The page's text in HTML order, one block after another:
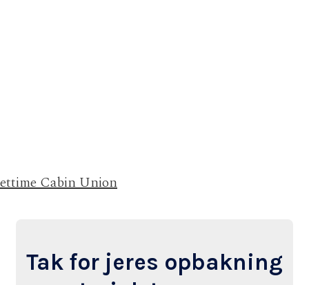
Cabin Union
Tak for jeres opbakning